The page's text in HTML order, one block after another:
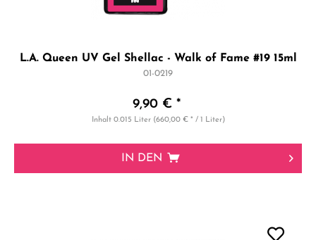
L.A. Queen UV Gel Shellac - Walk of Fame #19 15ml
01-0219
9,90 € *
Inhalt 0.015 Liter (660,00 € * / 1 Liter)
IN DEN